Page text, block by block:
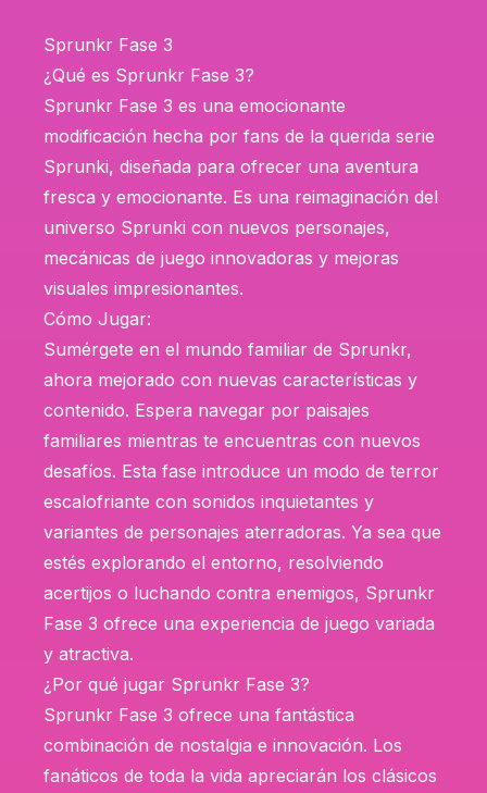
Sprunkr Fase 3
¿Qué es Sprunkr Fase 3?
Sprunkr Fase 3 es una emocionante
modificación hecha por fans de la querida serie
Sprunki, diseñada para ofrecer una aventura
fresca y emocionante. Es una reimaginación del
universo Sprunki con nuevos personajes,
mecánicas de juego innovadoras y mejoras
visuales impresionantes.
Cómo Jugar:
Sumérgete en el mundo familiar de Sprunkr,
ahora mejorado con nuevas características y
contenido. Espera navegar por paisajes
familiares mientras te encuentras con nuevos
desafíos. Esta fase introduce un modo de terror
escalofriante con sonidos inquietantes y
variantes de personajes aterradoras. Ya sea que
estés explorando el entorno, resolviendo
acertijos o luchando contra enemigos, Sprunkr
Fase 3 ofrece una experiencia de juego variada
y atractiva.
¿Por qué jugar Sprunkr Fase 3?
Sprunkr Fase 3 ofrece una fantástica
combinación de nostalgia e innovación. Los
fanáticos de toda la vida apreciarán los clásicos